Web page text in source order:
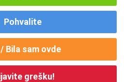
Pohvalite
Bila sam ovde
grešku!